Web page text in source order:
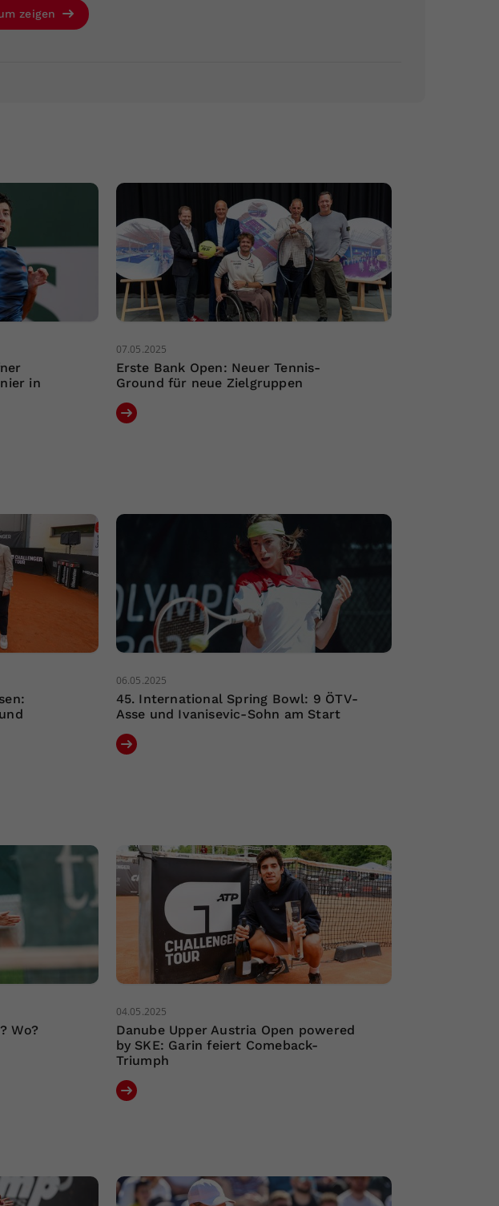
zeigen
in
07.05.2025
Erste Bank Open: Neuer Tennis-
Ground für neue Zielgruppen
06.05.2025
45. International Spring Bowl: 9 ÖTV-
Asse und Ivanisevic-Sohn am Start
Wo?
04.05.2025
Danube Upper Austria Open powered
by SKE: Garin feiert Comeback-
Triumph
falls der